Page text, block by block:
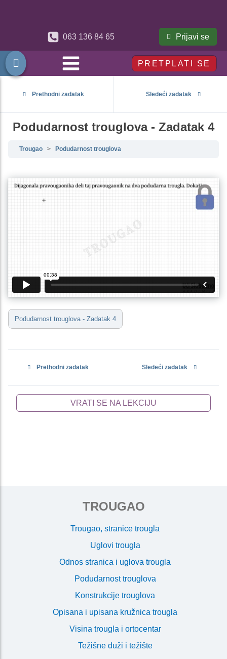
063 136 84 65 Prijavi se
PRETPLATI SE
Prethodni zadatak Sledeći zadatak
Podudarnost trouglova - Zadatak 4
Trougao Podudarnost trouglova
Podudarnost trouglova - Zadatak 4
Prethodni zadatak Sledeći zadatak
VRATI SE NA LEKCIJU
TROUGAO
Trougao, stranice trougla
Uglovi trougla
Odnos stranica i uglova trougla
Podudarnost trouglova
Konstrukcije trouglova
Opisana i upisana kružnica trougla
Visina trougla i ortocentar
Težišne duži i težište